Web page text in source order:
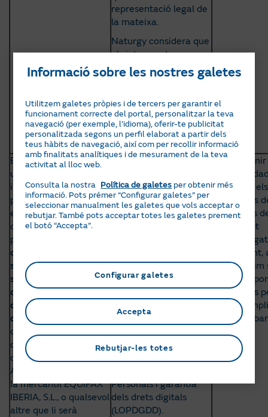
representació legal de
la mateixa.
Naturgy considera que
els interessats que
ostenten la
Propietaris tenen una
expectativa raonable
de ser contactats per
als fins assenyalats.
En el cas de ser vostè
un empresari
individual o
professional liberal i
estigui sol·licitant la
contractació d’un
producte o servei,
consultar informació
sobre la seva
solvència patrimonial i
d’incompliment
d’obligacions
dineràries
o de crèdit, a través
del sistema
d’informació creditícia
ASNEF, gestionat per
la mercantil EQUIFAX
IBERIA, S.L., o qualsevol
altre que li serà
La consulta i
informació obtinguda
dels sistemes
d’informació creditícia
garantir la viabilitat
econòmica de la
contractació
conforme al previst en
l’art. 20.1.e) de la Llei
Orgànica 3/2018, de 5
de desembre, de
Personals i garantia
dels drets digitals
(LOPDGDD).
Podran tenir
les seves
personals els
prestadors
proveïdors
en qualitat
tractament,
quals hàgim
els
contractes
donar
finalitat
indicada.
Informació sobre les nostres galetes
Utilitzem galetes pròpies i de tercers per garantir el
funcionament correcte del portal, personalitzar la teva
navegació (per exemple, l’idioma), oferir-te publicitat
personalitzada segons un perfil elaborat a partir dels
teus hàbits de navegació, així com per recollir informació
amb finalitats analítiques i de mesurament de la teva
activitat al lloc web.
Consulta la nostra Política de galetes per obtenir més
informació. Pots prémer “Configurar galetes” per
seleccionar manualment les galetes que vols acceptar o
rebutjar. També pots acceptar totes les galetes prement
el botó “Accepta”.
Configurar galetes
Rebutjar-les totes
Accepta